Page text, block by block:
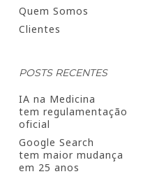
Quem Somos
Clientes
POSTS RECENTES
IA na Medicina
tem regulamentação
oficial
Google Search
tem maior mudança
em 25 anos